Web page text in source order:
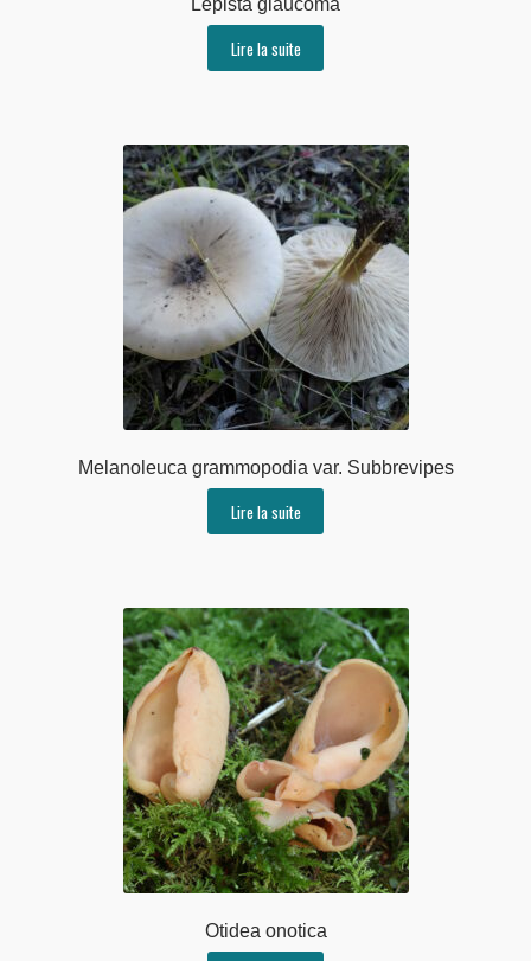
Lire la suite
Melanoleuca grammopodia var. Subbrevipes
Lire la suite
Otidea onotica